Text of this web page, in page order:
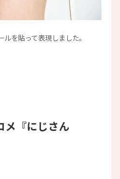
を貼って表現しました。
メ『にじさん